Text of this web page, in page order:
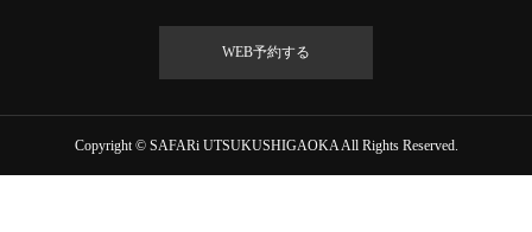
WEB予約する
Copyright © SAFARi UTSUKUSHIGAOKA All Rights Reserved.